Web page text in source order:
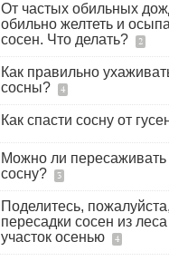
От частых обильных
обильно желтеть и
сосен. Что делать?
2
Как правильно
сосны?
4
Как спасти сосну от
Можно ли пересаживать
сосну?
3
Поделитесь,
пересадки сосен из
участок осенью
4